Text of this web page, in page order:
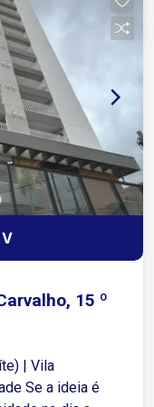
uma estrutura
facilidades
isso
com
de Sorocaba.
15 º
| Vila
é